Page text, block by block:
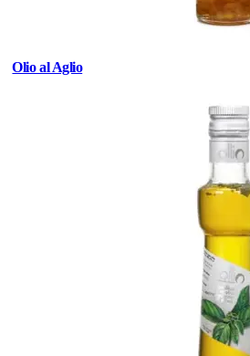
Olio al Aglio